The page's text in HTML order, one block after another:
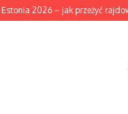
2026 – jak przeżyć